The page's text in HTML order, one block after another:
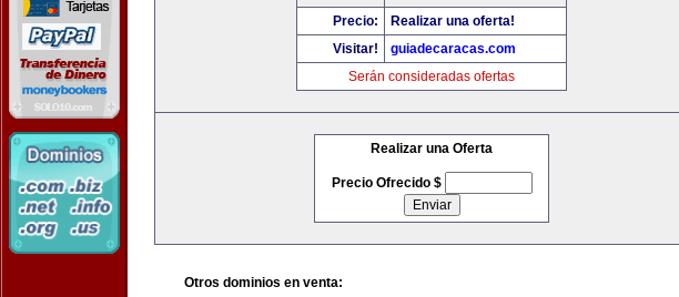
Precio:
Realizar una oferta!
Visitar!
guiadecaracas.com
Serán consideradas ofertas
Realizar una Oferta
Precio Ofrecido $
Otros dominios en venta: